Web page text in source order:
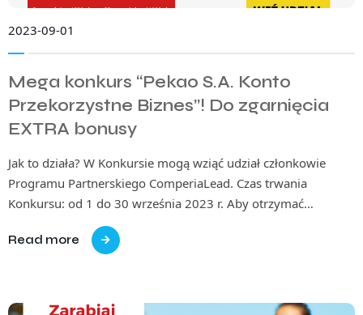
2023-09-01
Mega konkurs “Pekao S.A. Konto
Przekorzystne Biznes”! Do zgarnięcia
EXTRA bonusy
Jak to działa? W Konkursie mogą wziąć udział członkowie
Programu Partnerskiego ComperiaLead. Czas trwania
Konkursu: od 1 do 30 września 2023 r. Aby otrzymać…
Read more